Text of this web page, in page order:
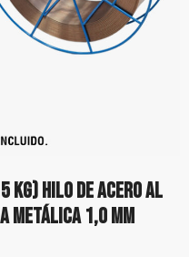
Kg) hilo de acero al
Metálica 1,0 mm